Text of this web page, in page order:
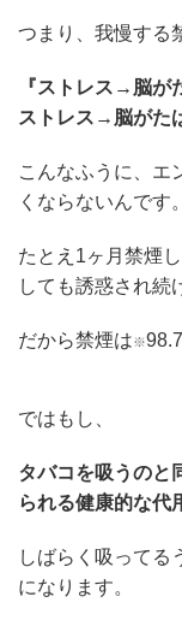
つまり、我慢する
『ストレス→脳
ストレス→脳がた
こんなふうに、エ
くならないんです。
たとえ1ヶ月禁煙
しても誘惑され続
だから禁煙は※
ではもし、
タバコを吸うのと
られる健康的な代
しばらく吸ってる
になります。